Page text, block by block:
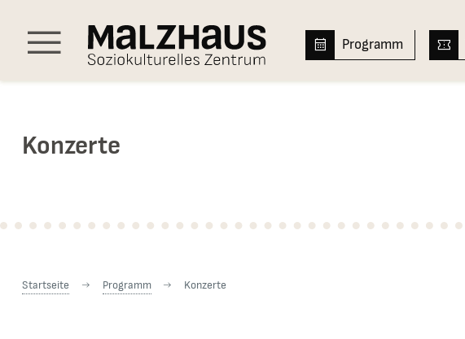
Programm
Hauptnavigation
Menü
Konzerte
Sie sind hier:
Startseite Programm Konzerte